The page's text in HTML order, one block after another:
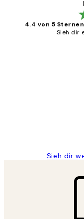
4.4 von 5 Sternen
Sieh dir
Sieh dir